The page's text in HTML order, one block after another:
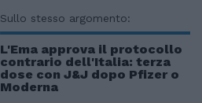
Sullo stesso argomento:
L'Ema approva il protocollo
contrario dell'Italia: terza
dose con J&J dopo Pfizer o
Moderna